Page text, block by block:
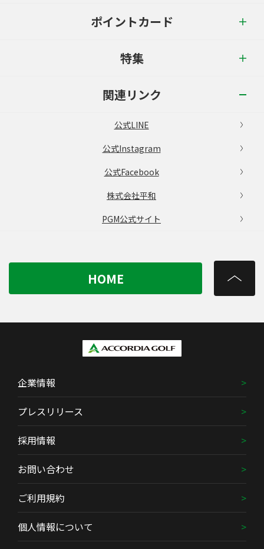
ポイントカード
特集
関連リンク
公式LINE
公式Instagram
公式Facebook
株式会社平和
PGM公式サイト
HOME
企業情報
プレスリリース
採用情報
お問い合わせ
ご利用規約
個人情報について